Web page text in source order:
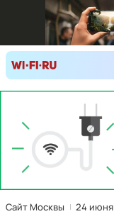
Сайт Москвы 24 июня